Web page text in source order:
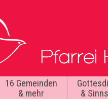
16 Gemeinden
& mehr
&